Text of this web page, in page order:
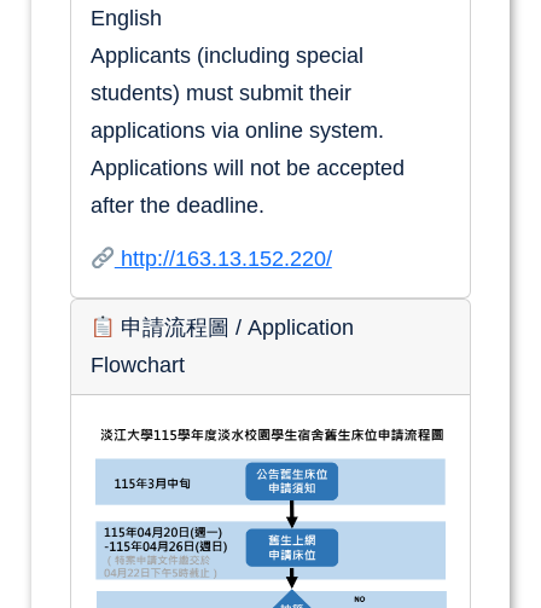
English
Applicants (including special
students) must submit their
applications via online system.
Applications will not be accepted
after the deadline.
http://163.13.152.220/
申請流程圖 / Application
Flowchart